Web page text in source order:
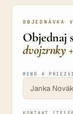
OBJEDNÁVKA
Objednaj
dvojzrnky
MENO A